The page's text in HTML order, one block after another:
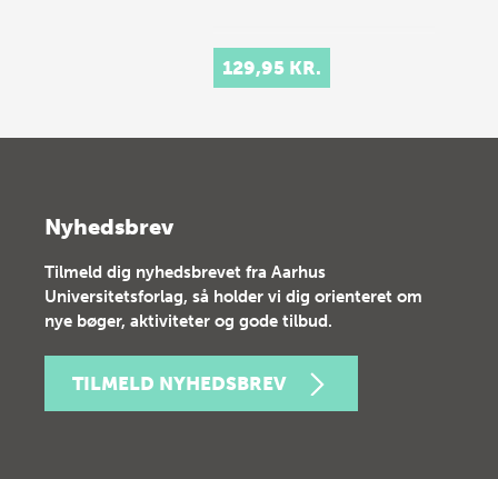
129,95 KR.
Nyhedsbrev
Tilmeld dig nyhedsbrevet fra Aarhus
Universitetsforlag, så holder vi dig orienteret om
nye bøger, aktiviteter og gode tilbud.
TILMELD NYHEDSBREV